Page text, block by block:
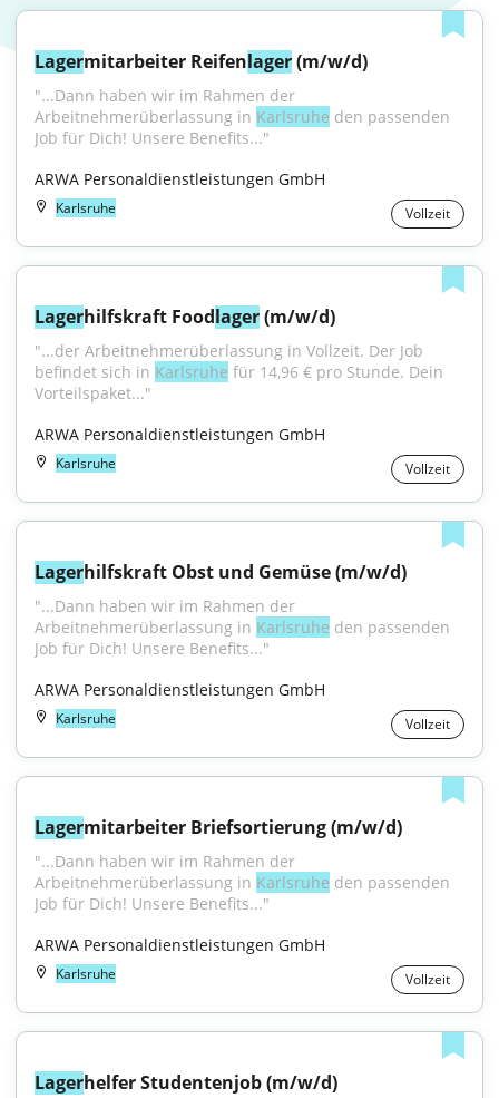
Lagermitarbeiter Reifenlager (m/w/d)
"...Dann haben wir im Rahmen der
Arbeitnehmerüberlassung in Karlsruhe den passenden
Job für Dich! Unsere Benefits..."
ARWA Personaldienstleistungen GmbH
Karlsruhe Vollzeit
Lagerhilfskraft Foodlager (m/w/d)
"...der Arbeitnehmerüberlassung in Vollzeit. Der Job
befindet sich in Karlsruhe für 14,96 € pro Stunde. Dein
Vorteilspaket..."
ARWA Personaldienstleistungen GmbH
Karlsruhe Vollzeit
Lagerhilfskraft Obst und Gemüse (m/w/d)
"...Dann haben wir im Rahmen der
Arbeitnehmerüberlassung in Karlsruhe den passenden
Job für Dich! Unsere Benefits..."
ARWA Personaldienstleistungen GmbH
Karlsruhe Vollzeit
Lagermitarbeiter Briefsortierung (m/w/d)
"...Dann haben wir im Rahmen der
Arbeitnehmerüberlassung in Karlsruhe den passenden
Job für Dich! Unsere Benefits..."
ARWA Personaldienstleistungen GmbH
Karlsruhe Vollzeit
Lagerhelfer Studentenjob (m/w/d)